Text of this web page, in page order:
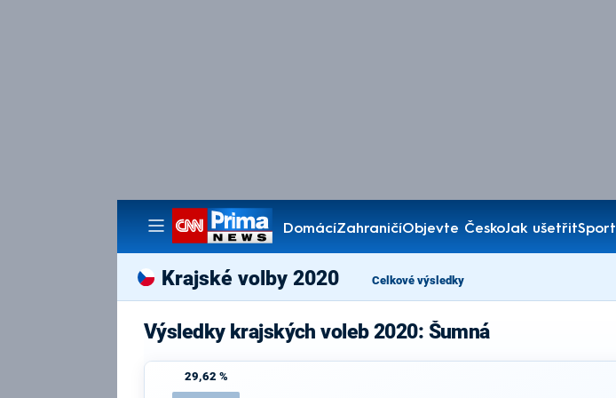
DomácíZahraničíObjevte ČeskoJak ušetřitSport
Pořady
Krajské volby 2020 Celkové výsledky
Výsledky krajských voleb 2020: Šumná
29,62 %